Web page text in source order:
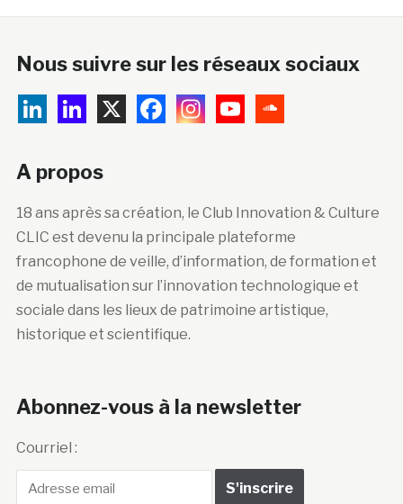
Nous suivre sur les réseaux sociaux
A propos
18 ans après sa création, le Club Innovation & Culture
CLIC est devenu la principale plateforme
francophone de veille, d’information, de formation et
de mutualisation sur l’innovation technologique et
sociale dans les lieux de patrimoine artistique,
historique et scientifique.
Abonnez-vous à la newsletter
Courriel :